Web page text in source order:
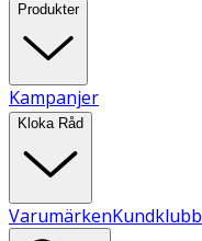
Produkter
Kampanjer
Kloka Råd
VarumärkenKundklubb